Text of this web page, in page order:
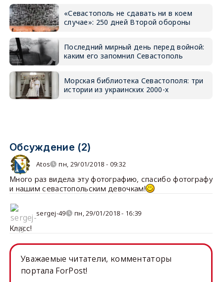
«Севастополь не сдавать ни в коем
случае»: 250 дней Второй обороны
Последний мирный день перед войной:
каким его запомнил Севастополь
Морская библиотека Севастополя: три
истории из украинских 2000-х
Обсуждение (2)
Atos пн, 29/01/2018 - 09:32
Много раз видела эту фотографию, спасибо фотографу
и нашим севастопольским девочкам!
sergej-49 пн, 29/01/2018 - 16:39
Класс!
Уважаемые читатели, комментаторы
портала ForPost!